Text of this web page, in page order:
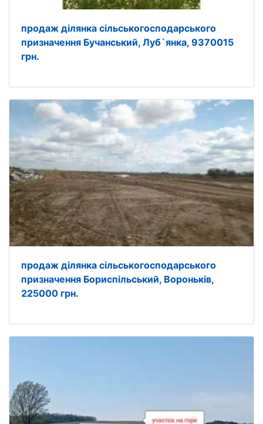
продаж ділянка сільськогосподарського
призначення Бучанський, Луб`янка, 9370015
грн.
продаж ділянка сільськогосподарського
призначення Бориспільський, Вороньків,
225000 грн.